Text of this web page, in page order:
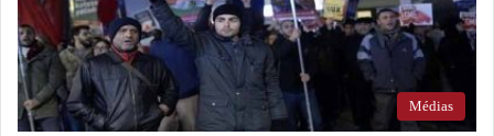
Médias